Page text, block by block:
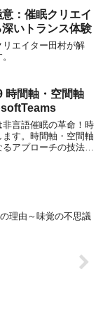
：催眠クリエイ
いトランス体験
エイター田村が解
時間軸・空間軸
言語催眠の革命！時
す。時間軸・空間軸
アプローチの技法で
理由～味覚の不思議